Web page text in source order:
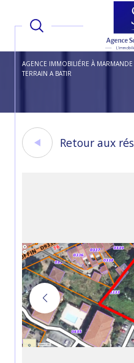
AGENCE IMMOBILIÉRE À MARMANDE
TERRAIN A BATIR
Retour aux